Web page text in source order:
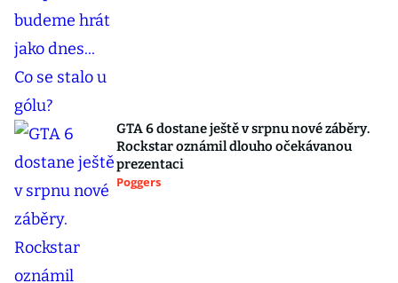
GTA 6 dostane ještě v srpnu nové záběry.
Rockstar oznámil dlouho očekávanou
prezentaci
Poggers